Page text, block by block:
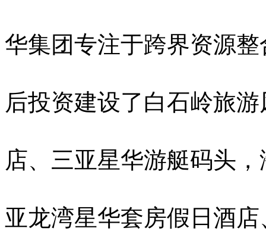
华集团专注于跨界资源
后投资建设了白石岭旅
店、三亚星华游艇码头
亚龙湾星华套房假日酒